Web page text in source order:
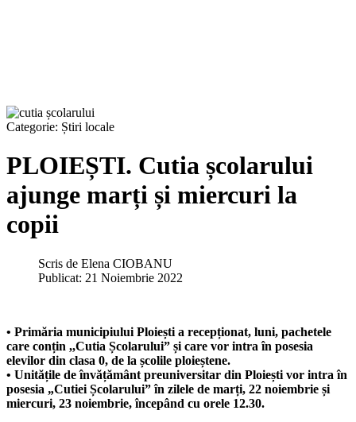
Categorie: Știri locale
PLOIEȘTI. Cutia școlarului
ajunge marți și miercuri la
copii
Scris de Elena CIOBANU
Publicat: 21 Noiembrie 2022
• Primăria municipiului Ploiești a recepționat, luni, pachetele
care conțin ,,Cutia Școlarului” și care vor intra în posesia
elevilor din clasa 0, de la școlile ploieștene.
• Unitățile de învățământ preuniversitar din Ploiești vor intra în
posesia „Cutiei Școlarului” în zilele de marți, 22 noiembrie și
miercuri, 23 noiembrie, începând cu orele 12.30.